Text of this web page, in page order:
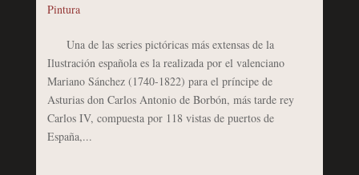
Pintura
Una de las series pictóricas más extensas de la
Ilustración española es la realizada por el valenciano
Mariano Sánchez (1740-1822) para el príncipe de
Asturias don Carlos Antonio de Borbón, más tarde rey
Carlos IV, compuesta por 118 vistas de puertos de
España,...